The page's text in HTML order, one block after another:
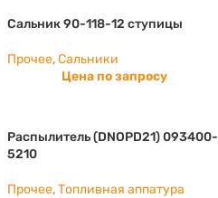
Сальник 90-118-12 ступицы
Прочее,Сальники
Цена по запросу
Распылитель (DNOPD21) 093400-
5210
Прочее,Топливная аппатура